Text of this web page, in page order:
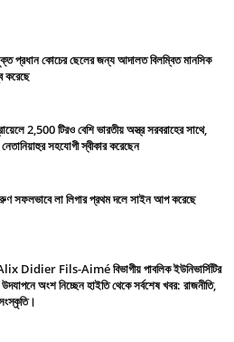
প্রধান কোচের ছেলের জন্য আদালত বিলম্বিত মানসিক
করেছে
2,500 টিরও বেশি ভারতীয় অস্ত্র সরবরাহের সাথে,
নেতানিয়াহুর সহযোগী স্বীকার করেছেন
সফলভাবে লা লিগার প্রথম দলে সাইন আপ করেছে
Fils-Aimé বিভাগীয় পাবলিক ইউনিভার্সিটির
অংশ নিচ্ছেন হাইতি থেকে সর্বশেষ খবর: রাজনীতি,